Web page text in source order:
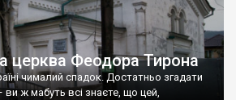
церква Феодора Тирона
чималий спадок. Достатньо згадати
ви ж мабуть всі знаєте, що цей,